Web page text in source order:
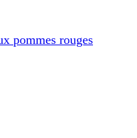
pommes rouges